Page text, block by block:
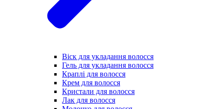
Віск для укладання волосся
Гель для укладання волосся
Краплі для волосся
Крем для волосся
Кристали для волосся
Лак для волосся